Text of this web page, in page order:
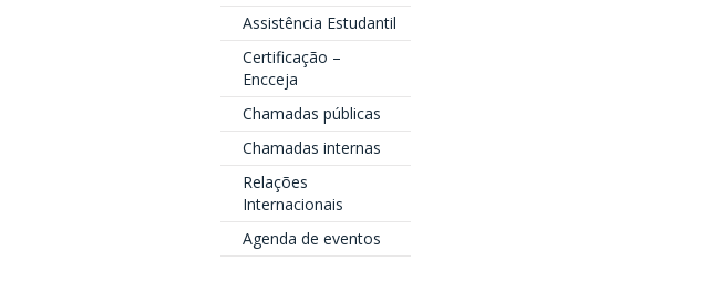
Assistência Estudantil
Certificação –
Encceja
Chamadas públicas
Chamadas internas
Relações
Internacionais
Agenda de eventos